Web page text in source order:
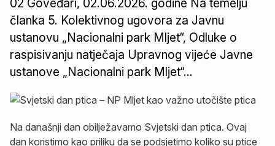
02 Goveđari, 02.06.2026. godine Na temelju
članka 5. Kolektivnog ugovora za Javnu
ustanovu „Nacionalni park Mljet“, Odluke o
raspisivanju natječaja Upravnog vijeće Javne
ustanove „Nacionalni park Mljet“…
Na današnji dan obilježavamo Svjetski dan ptica. Ovaj
dan koristimo kao priliku da se podsjetimo koliko su ptice